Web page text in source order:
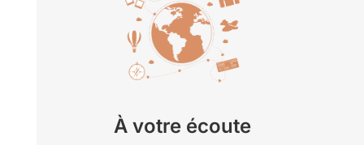
À votre écoute